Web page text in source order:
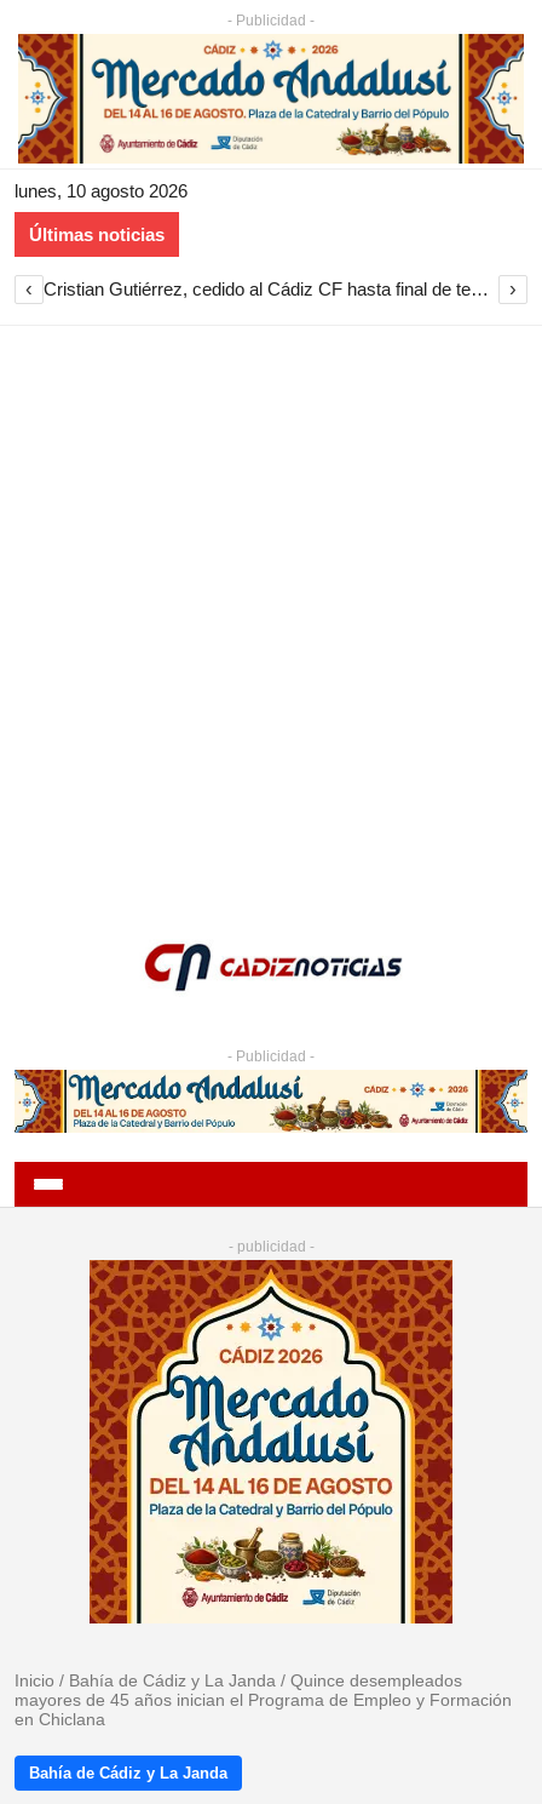
- Publicidad -
lunes, 10 agosto 2026
Últimas noticias
‹ Cristian Gutiérrez, cedido al Cádiz CF hasta final de temporada ›
- Publicidad -
- publicidad -
Inicio / Bahía de Cádiz y La Janda / Quince desempleados
mayores de 45 años inician el Programa de Empleo y Formación
en Chiclana
Bahía de Cádiz y La Janda